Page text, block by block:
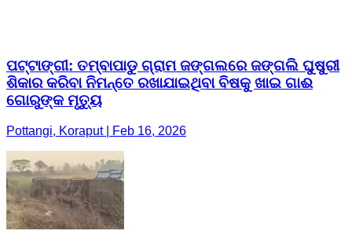
ପଟ୍ଟାଙ୍ଗୀ: ତମ୍ବାପାଡୁ ଗ୍ରାମ ଜଙ୍ଗଲରେ ଜଙ୍ଗଲି ଘୁଷୁରୀ
ଶିକାର କରିବା ନିମନ୍ତେ ରଖାଯାଇଥିବା ବିଷକୁ ଖାଇ ଗାଈ
ଗୋରୁଙ୍କ ମୃତ୍ୟୁ
Pottangi, Koraput | Feb 16, 2026